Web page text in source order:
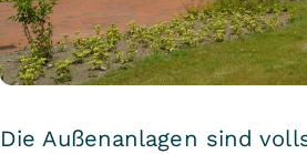
Die Außenanlagen sind